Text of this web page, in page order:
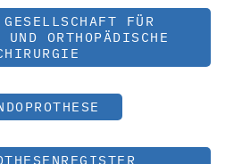
GESELLSCHAFT FÜR
UND ORTHOPÄDISCHE